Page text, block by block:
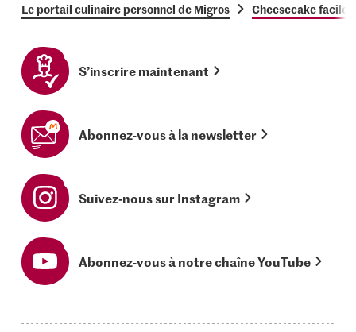
Le portail culinaire personnel de Migros Cheesecake facile
S’inscrire maintenant
Abonnez-vous à la newsletter
Suivez-nous sur Instagram
Abonnez-vous à notre chaîne YouTube